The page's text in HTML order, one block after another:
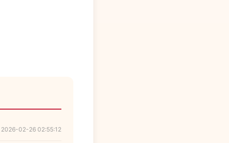
2026-02-26 02:55:12